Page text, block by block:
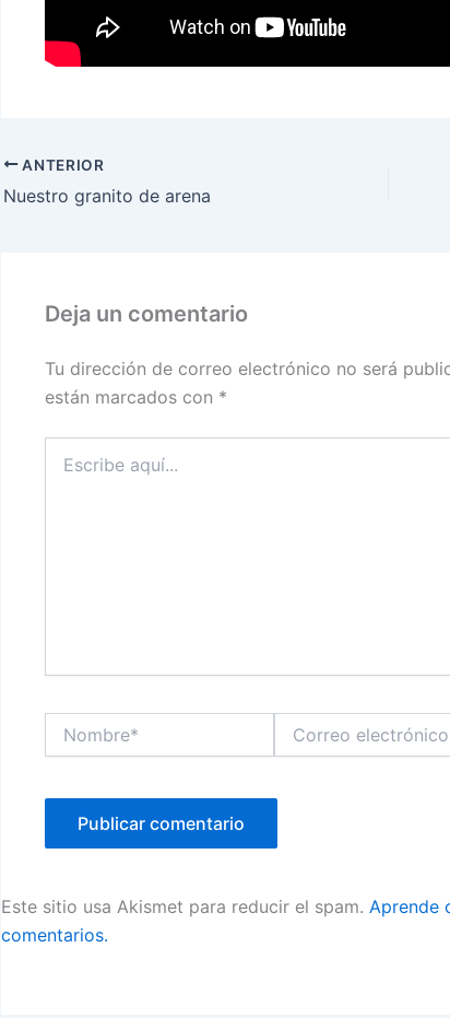
ANTERIOR
Nuestro granito de arena
Deja un comentario
Tu dirección de correo electrónico no será
están marcados con *
aquí...
electrónico*
Este sitio usa Akismet para reducir el spam. Aprende
comentarios.